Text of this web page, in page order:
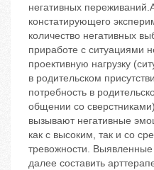
негативных
констатирующего
количество негативных
приработе с ситуациями
проективную нагрузку
в родительском
потребность в
общении со
вызывают негативные
как с высоким, так и со
тревожности.
далее составить